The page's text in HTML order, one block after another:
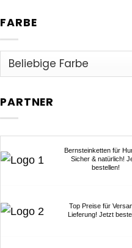
FARBE
PARTNER
Bernsteinketten für
Sicher & natürlich!
bestellen!
Top Preise für
Lieferung! Jetzt